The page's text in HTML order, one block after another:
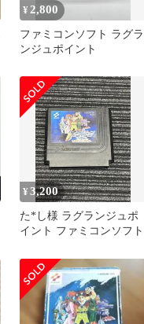
¥ 2,800
ファミコンソフト ラグラ
ンジュポイント
¥3,200
た*し様 ラグランジュポ
イント ファミコンソフト